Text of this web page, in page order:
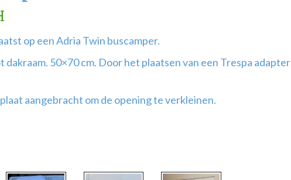
op een Adria Twin buscamper.
dakraam. 50×70 cm. Door het plaatsen van een Trespa adapter
aangebracht om de opening te verkleinen.